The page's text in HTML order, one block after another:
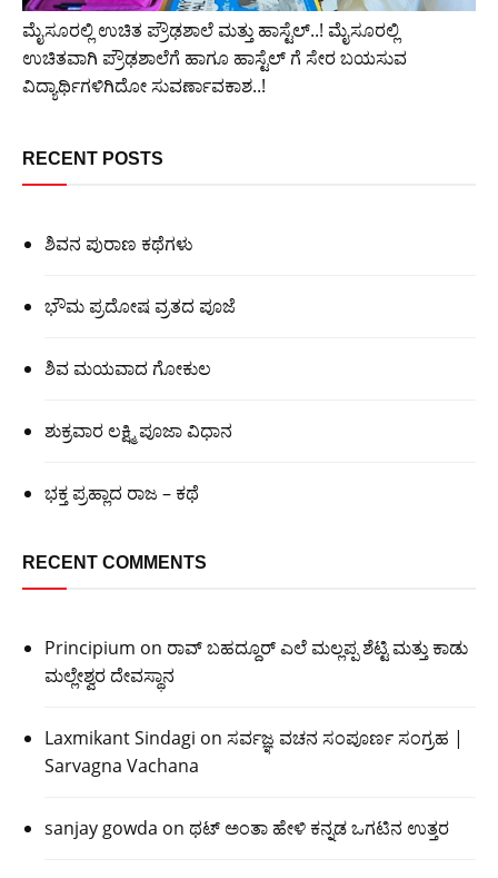
ಮೈಸೂರಲ್ಲಿ ಉಚಿತ ಪ್ರೌಢಶಾಲೆ ಮತ್ತು ಹಾಸ್ಟೆಲ್..! ಮೈಸೂರಲ್ಲಿ
ಉಚಿತವಾಗಿ ಪ್ರೌಢಶಾಲೆಗೆ ಹಾಗೂ ಹಾಸ್ಟೆಲ್ ಗೆ ಸೇರ ಬಯಸುವ
ವಿದ್ಯಾರ್ಥಿಗಳಿಗಿದೋ ಸುವರ್ಣಾವಕಾಶ..!
RECENT POSTS
ಶಿವನ ಪುರಾಣ ಕಥೆಗಳು
ಭೌಮ ಪ್ರದೋಷ ವ್ರತದ ಪೂಜೆ
ಶಿವ ಮಯವಾದ ಗೋಕುಲ
ಶುಕ್ರವಾರ ಲಕ್ಷ್ಮಿ ಪೂಜಾ ವಿಧಾನ
ಭಕ್ತ ಪ್ರಹ್ಲಾದ ರಾಜ – ಕಥೆ
RECENT COMMENTS
Principium on ರಾವ್ ಬಹದ್ದೂರ್ ಎಲೆ ಮಲ್ಲಪ್ಪ ಶೆಟ್ಟಿ ಮತ್ತು ಕಾಡು
ಮಲ್ಲೇಶ್ವರ ದೇವಸ್ಥಾನ
Laxmikant Sindagi on ಸರ್ವಜ್ಞ ವಚನ ಸಂಪೂರ್ಣ ಸಂಗ್ರಹ |
Sarvagna Vachana
sanjay gowda on ಥಟ್ ಅಂತಾ ಹೇಳಿ ಕನ್ನಡ ಒಗಟಿನ ಉತ್ತರ